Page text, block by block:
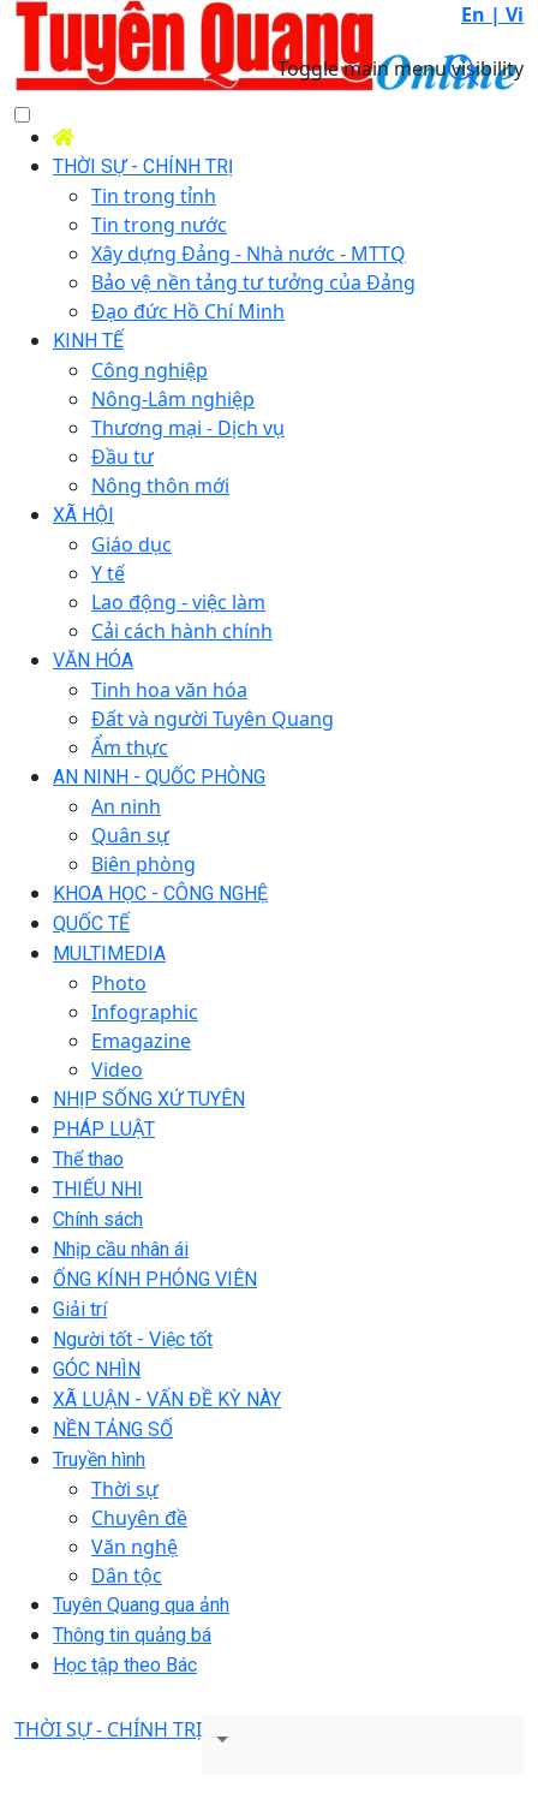
En | Vi
Toggle main menu visibility
THỜI SỰ - CHÍNH TRỊ
Tin trong tỉnh
Tin trong nước
Xây dựng Đảng - Nhà nước - MTTQ
Bảo vệ nền tảng tư tưởng của Đảng
Đạo đức Hồ Chí Minh
KINH TẾ
Công nghiệp
Nông-Lâm nghiệp
Thương mại - Dịch vụ
Đầu tư
Nông thôn mới
XÃ HỘI
Giáo dục
Y tế
Lao động - việc làm
Cải cách hành chính
VĂN HÓA
Tinh hoa văn hóa
Đất và người Tuyên Quang
Ẩm thực
AN NINH - QUỐC PHÒNG
An ninh
Quân sự
Biên phòng
KHOA HỌC - CÔNG NGHỆ
QUỐC TẾ
MULTIMEDIA
Photo
Infographic
Emagazine
Video
NHỊP SỐNG XỨ TUYÊN
PHÁP LUẬT
Thể thao
THIẾU NHI
Chính sách
Nhịp cầu nhân ái
ỐNG KÍNH PHÓNG VIÊN
Giải trí
Người tốt - Việc tốt
GÓC NHÌN
XÃ LUẬN - VẤN ĐỀ KỲ NÀY
NỀN TẢNG SỐ
Truyền hình
Thời sự
Chuyên đề
Văn nghệ
Dân tộc
Tuyên Quang qua ảnh
Thông tin quảng bá
Học tập theo Bác
THỜI SỰ - CHÍNH TRỊ